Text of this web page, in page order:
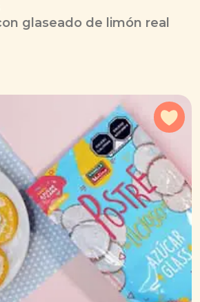
glaseado de limón real